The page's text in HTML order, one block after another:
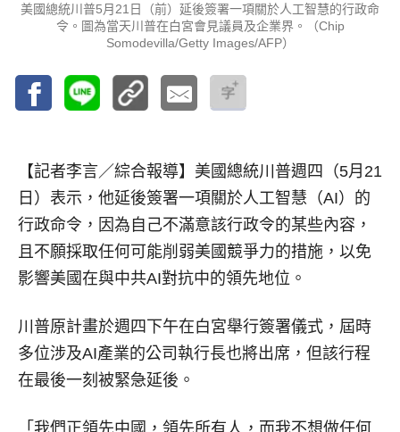
美國總統川普5月21日（前）延後簽署一項關於人工智慧的行政命
令。圖為當天川普在白宮會見議員及企業界。（Chip
Somodevilla/Getty Images/AFP）
【記者李言／綜合報導】 美國總統川普週四（5月21
日）表示，他延後簽署一項關於人工智慧（AI）的
行政命令，因為自己不滿意該行政令的某些內容，
且不願採取任何可能削弱美國競爭力的措施，以免
影響美國在與中共AI對抗中的領先地位。
川普原計畫於週四下午在白宮舉行簽署儀式，屆時
多位涉及AI產業的公司執行長也將出席，但該行程
在最後一刻被緊急延後。
「我們正領先中國，領先所有人，而我不想做任何